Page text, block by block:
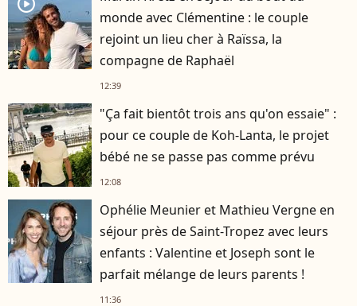
monde avec Clémentine : le couple
rejoint un lieu cher à Raïssa, la
compagne de Raphaël
12:39
"Ça fait bientôt trois ans qu'on essaie" :
pour ce couple de Koh-Lanta, le projet
bébé ne se passe pas comme prévu
12:08
Ophélie Meunier et Mathieu Vergne en
séjour près de Saint-Tropez avec leurs
enfants : Valentine et Joseph sont le
parfait mélange de leurs parents !
11:36